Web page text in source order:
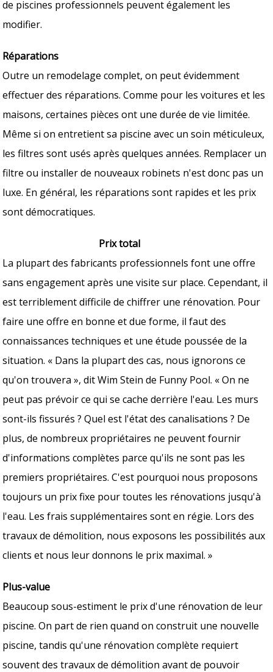
de piscines professionnels peuvent également les
modifier.
Réparations
Outre un remodelage complet, on peut évidemment
effectuer des réparations. Comme pour les voitures et les
maisons, certaines pièces ont une durée de vie limitée.
Même si on entretient sa piscine avec un soin méticuleux,
les filtres sont usés après quelques années. Remplacer un
filtre ou installer de nouveaux robinets n'est donc pas un
luxe. En général, les réparations sont rapides et les prix
sont démocratiques.
Prix total
La plupart des fabricants professionnels font une offre
sans engagement après une visite sur place. Cependant, il
est terriblement difficile de chiffrer une rénovation. Pour
faire une offre en bonne et due forme, il faut des
connaissances techniques et une étude poussée de la
situation. « Dans la plupart des cas, nous ignorons ce
qu'on trouvera », dit Wim Stein de Funny Pool. « On ne
peut pas prévoir ce qui se cache derrière l'eau. Les murs
sont-ils fissurés ? Quel est l'état des canalisations ? De
plus, de nombreux propriétaires ne peuvent fournir
d'informations complètes parce qu'ils ne sont pas les
premiers propriétaires. C'est pourquoi nous proposons
toujours un prix fixe pour toutes les rénovations jusqu'à
l'eau. Les frais supplémentaires sont en régie. Lors des
travaux de démolition, nous exposons les possibilités aux
clients et nous leur donnons le prix maximal. »
Plus-value
Beaucoup sous-estiment le prix d'une rénovation de leur
piscine. On part de rien quand on construit une nouvelle
piscine, tandis qu'une rénovation complète requiert
souvent des travaux de démolition avant de pouvoir